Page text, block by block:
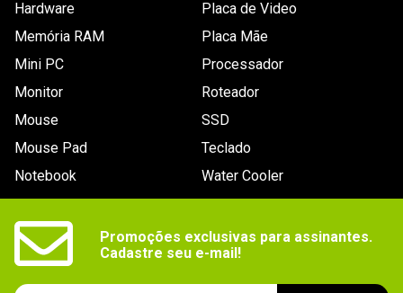
Hardware
Memória RAM
Mini PC
Monitor
Mouse
Mouse Pad
Notebook
Placa de Video
Placa Mãe
Processador
Roteador
SSD
Teclado
Water Cooler
Promoções exclusivas para assinantes.
Cadastre seu e-mail!